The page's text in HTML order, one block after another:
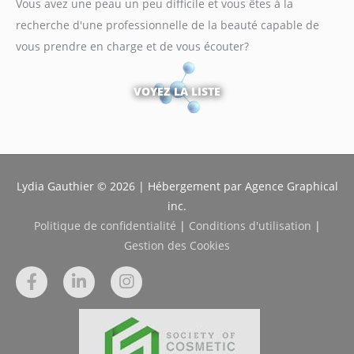
r
c
h
Vous avez une peau un peu difficile et vous êtes à la
recherche d'une professionnelle de la beauté capable de
vous prendre en charge et de vous écouter?
VOYEZ LA LISTE
Lydia Gauthier © 2026 | Hébergement par Agence Graphical
inc.
Politique de confidentialité | Conditions d'utilisation |
Gestion des Cookies